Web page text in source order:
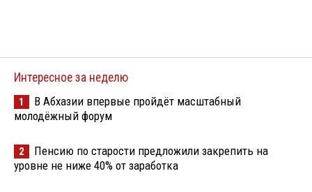
Интересное за неделю
1
В Абхазии впервые пройдёт масштабный
молодёжный форум
2
Пенсию по старости предложили закрепить на
уровне не ниже 40% от заработка